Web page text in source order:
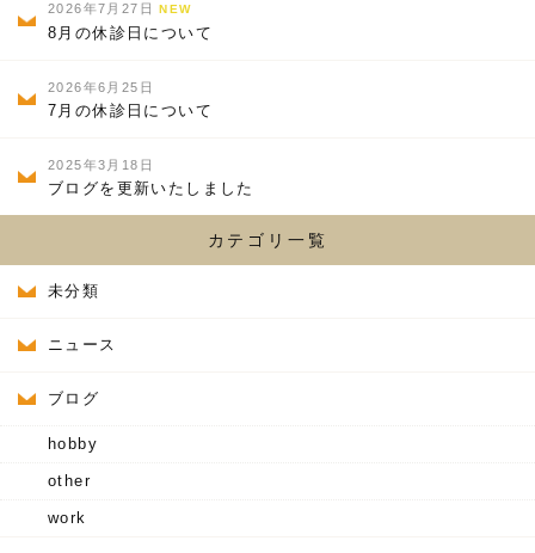
2026年7月27日NEW
8月の休診日について
2026年6月25日
7月の休診日について
2025年3月18日
ブログを更新いたしました
カテゴリ一覧
未分類
ニュース
ブログ
hobby
other
work